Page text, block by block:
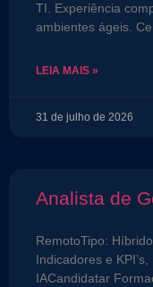
TI. Experiência
ambientes ágeis.
LEIA MAIS »
31 de julho de 2026
Analista de
RemotoTipo:
Indicadores e
IACandidatar